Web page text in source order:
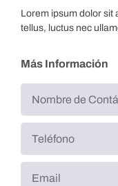
Lorem ipsum dolor sit
tellus, luctus nec
Más Información